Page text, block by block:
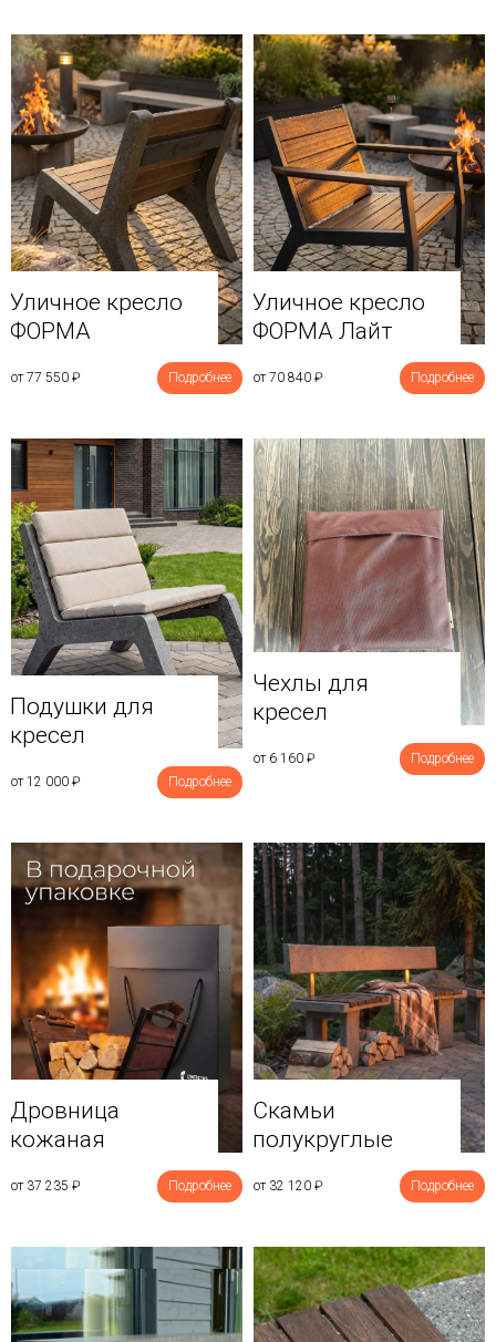
Уличное кресло
ФОРМА
от 77 550 ₽ Подробнее
Уличное кресло
ФОРМА Лайт
от 70 840 ₽ Подробнее
Подушки для
кресел
от 12 000 ₽ Подробнее
Чехлы для
кресел
от 6 160 ₽ Подробнее
Дровница
кожаная
от 37 235 ₽ Подробнее
Скамьи
полукруглые
от 32 120 ₽ Подробнее